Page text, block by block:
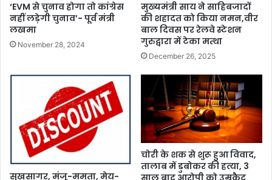
‘EVM से चुनाव होगा तो कांग्रेस
नहीं लड़ेगी चुनाव’- पूर्व मंत्री
लखमा
November 28, 2024
मुख्यमंत्री साय ने साहिबजादों
की शहादत को किया नमन,वीर
बाल दिवस पर रेलवे स्टेशन
गुरुद्वारा में टेका मत्था
December 26, 2025
सुखसागर, मंजू-ममता, मेय-
चोरी के शक से शुरू हुआ विवाद,
तालाब में डुबोकर की हत्या, 3